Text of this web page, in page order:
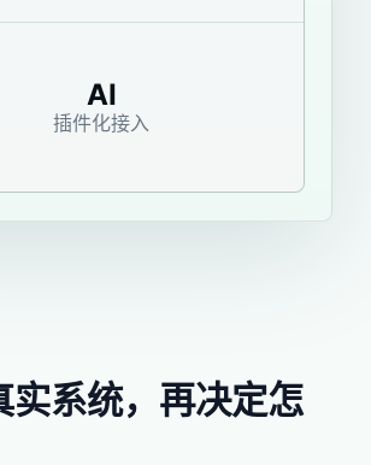
AI
插件化接入
实系统，再决定怎